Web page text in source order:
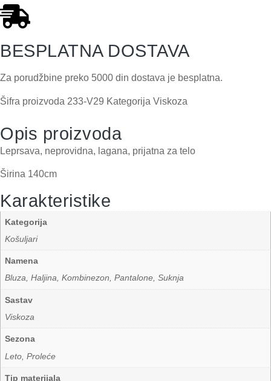
BESPLATNA DOSTAVA
Za porudžbine preko 5000 din dostava je besplatna.
Šifra proizvoda 233-V29 Kategorija Viskoza
Opis proizvoda
Leprsava, neprovidna, lagana, prijatna za telo
Širina 140cm
Karakteristike
Kategorija
Košuljari
Namena
Bluza, Haljina, Kombinezon, Pantalone, Suknja
Sastav
Viskoza
Sezona
Leto, Proleće
Tip materijala